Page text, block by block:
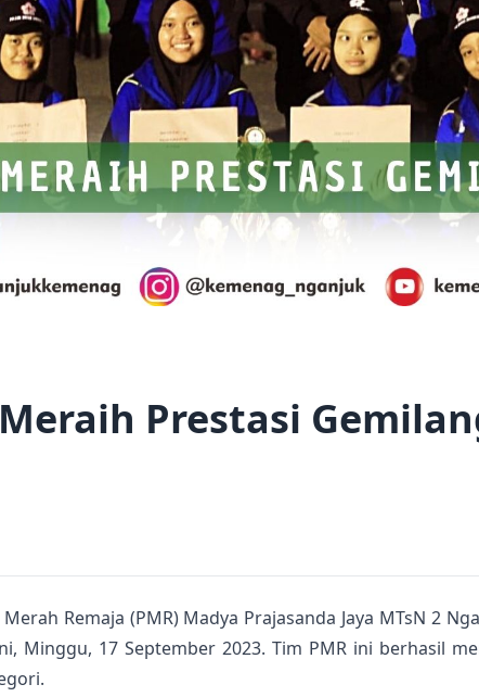
Prestasi
Remaja (PMR) Madya Prajasanda Jaya MTsN 2
Minggu, 17 September 2023. Tim PMR ini berhasil